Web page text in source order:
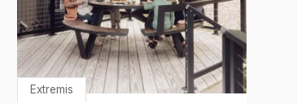
Extremis